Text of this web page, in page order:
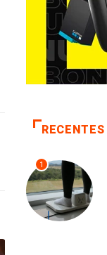
RECENTES
1